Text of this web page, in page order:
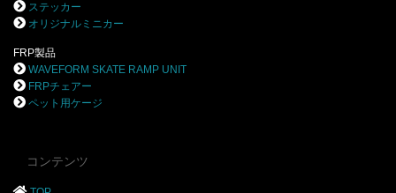
ステッカー
オリジナルミニカー
FRP製品
WAVEFORM SKATE RAMP UNIT
FRPチェアー
ペット用ケージ
コンテンツ